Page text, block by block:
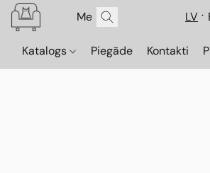
LV
Katalogs Piegāde Kontakti